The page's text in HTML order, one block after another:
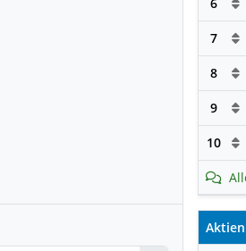
7
8
9
10
Aktien